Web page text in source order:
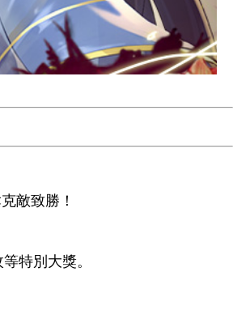
敵致勝！
特別大獎。